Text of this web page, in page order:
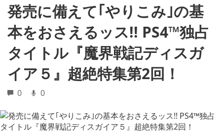
発売に備えて｢やりこみ｣の基
本をおさえるッス!! PS4™独占
タイトル『魔界戦記ディスガ
イア５』超絶特集第2回！
0 0